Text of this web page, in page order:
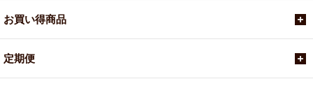
お買い得商品
定期便